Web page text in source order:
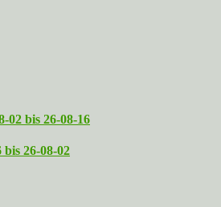
02 bis 26-08-16
bis 26-08-02